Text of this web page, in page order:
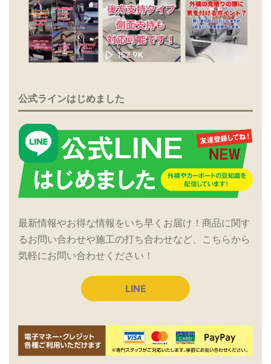
公式ラインはじめました
最新情報やお得な情報をいち早くお届け！商品に関す
るお問い合わせや施工の打ち合わせなど、こちらから
気軽にお問い合わせください！
LINE